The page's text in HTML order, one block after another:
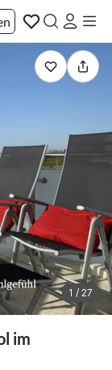
1 / 27
im